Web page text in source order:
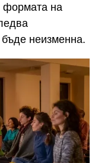
формата на
неизменна.